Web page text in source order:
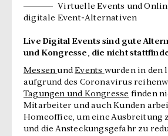
Virtuelle Events und
digitale Event-Alternativen
Live Digital Events sind gute
und Kongresse, die nicht
MessenundEvents wurden in den
aufgrund des Coronavirus
Tagungen und Kongresse finden
Mitarbeiter und auch Kunden
Homeoffice, um eine Ausbreitung
und die Ansteckungsgefahr zu